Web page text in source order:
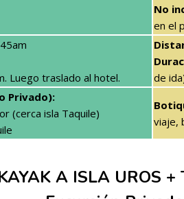
No
en el
Luego traslado al hotel.
de
Privado):
(cerca isla Taquile)
viaje,
A ISLA UROS +